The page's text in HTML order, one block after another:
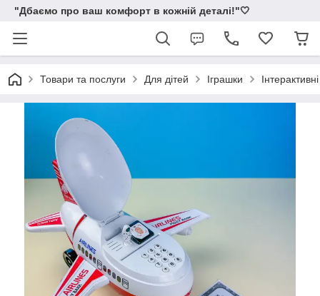
"Дбаємо про ваш комфорт в кожній деталі!"🤍
Товари та послуги Для дітей Іграшки